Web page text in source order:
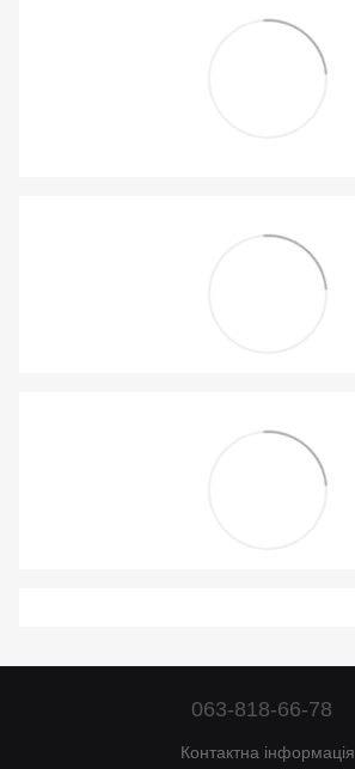
063-818-66-78
Контактна інформація